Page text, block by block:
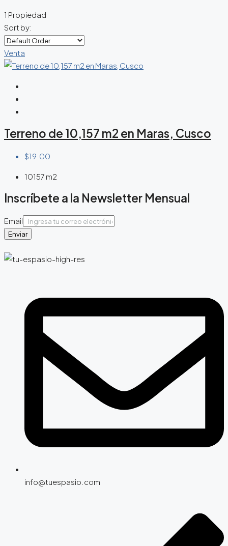
1 Propiedad
Sort by:
Venta
Terreno de 10,157 m2 en Maras, Cusco
$19.00
10157 m2
Inscríbete a la Newsletter Mensual
Email
Enviar
info@tuespasio.com